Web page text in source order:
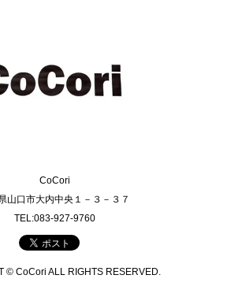
CoCori
山口市大内中央１－３－３７
TEL:083-927-9760
© CoCori ALL RIGHTS RESERVED.